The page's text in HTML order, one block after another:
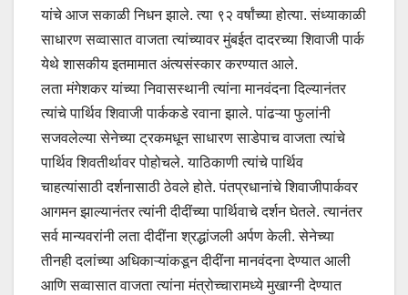
यांचे आज सकाळी निधन झाले. त्या ९२ वर्षांच्या होत्या. संध्याकाळी
साधारण सव्वासात वाजता त्यांच्यावर मुंबईत दादरच्या शिवाजी पार्क
येथे शासकीय इतमामात अंत्यसंस्कार करण्यात आले.
लता मंगेशकर यांच्या निवासस्थानी त्यांना मानवंदना दिल्यानंतर
त्यांचे पार्थिव शिवाजी पार्ककडे रवाना झाले. पांढऱ्या फुलांनी
सजवलेल्या सेनेच्या ट्रकमधून साधारण साडेपाच वाजता त्यांचे
पार्थिव शिवतीर्थावर पोहोचले. याठिकाणी त्यांचे पार्थिव
चाहत्यांसाठी दर्शनासाठी ठेवले होते. पंतप्रधानांचे शिवाजीपार्कवर
आगमन झाल्यानंतर त्यांनी दीदींच्या पार्थिवाचे दर्शन घेतले. त्यानंतर
सर्व मान्यवरांनी लता दीदींना श्रद्धांजली अर्पण केली. सेनेच्या
तीनही दलांच्या अधिकाऱ्यांकडून दीदींना मानवंदना देण्यात आली
आणि सव्वासात वाजता त्यांना मंत्रोच्चारामध्ये मुखाग्नी देण्यात